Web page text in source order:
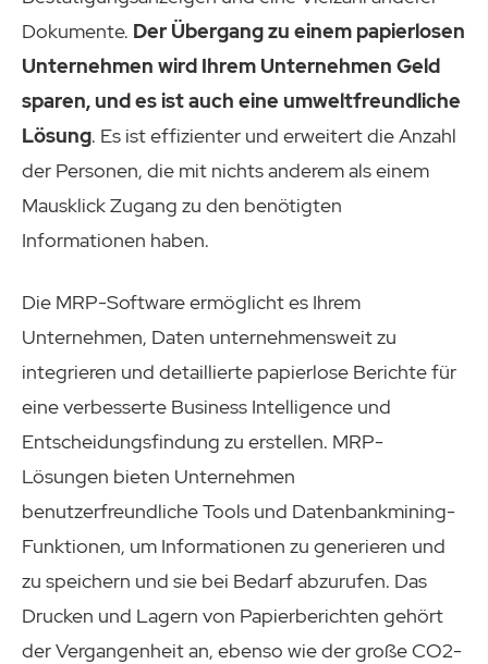
Dokumente. Der Übergang zu einem papierlosen
Unternehmen wird Ihrem Unternehmen Geld
sparen, und es ist auch eine umweltfreundliche
Lösung. Es ist effizienter und erweitert die Anzahl
der Personen, die mit nichts anderem als einem
Mausklick Zugang zu den benötigten
Informationen haben.
Die MRP-Software ermöglicht es Ihrem
Unternehmen, Daten unternehmensweit zu
integrieren und detaillierte papierlose Berichte für
eine verbesserte Business Intelligence und
Entscheidungsfindung zu erstellen. MRP-
Lösungen bieten Unternehmen
benutzerfreundliche Tools und Datenbankmining-
Funktionen, um Informationen zu generieren und
zu speichern und sie bei Bedarf abzurufen. Das
Drucken und Lagern von Papierberichten gehört
der Vergangenheit an, ebenso wie der große CO2-